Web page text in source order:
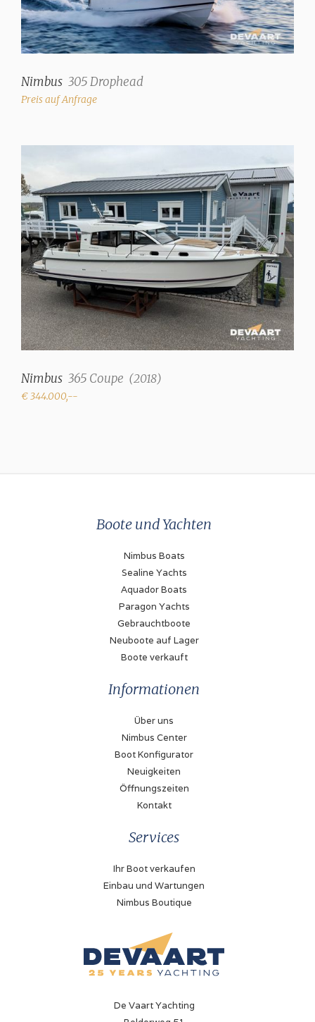
Nimbus 305 Drophead
Preis auf Anfrage
Nimbus 365 Coupe (2018)
€ 344.000,--
Boote und Yachten
Nimbus Boats
Sealine Yachts
Aquador Boats
Paragon Yachts
Gebrauchtboote
Neuboote auf Lager
Boote verkauft
Informationen
Über uns
Nimbus Center
Boot Konfigurator
Neuigkeiten
Öffnungszeiten
Kontakt
Services
Ihr Boot verkaufen
Einbau und Wartungen
Nimbus Boutique
De Vaart Yachting